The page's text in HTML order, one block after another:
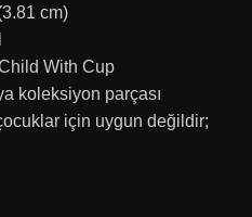
cm)
With Cup
koleksiyon parçası
için uygun değildir;